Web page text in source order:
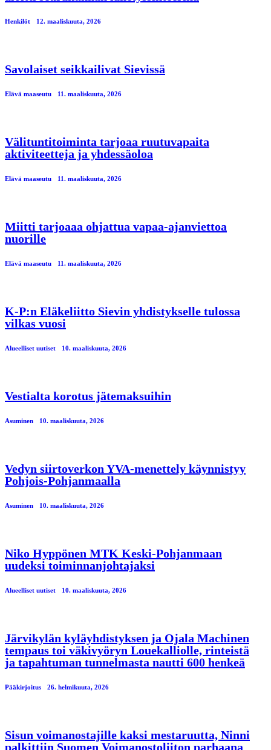
Henkilöt 12. maaliskuuta, 2026
Savolaiset seikkailivat Sievissä
Elävä maaseutu 11. maaliskuuta, 2026
Välituntitoiminta tarjoaa ruutuvapaita
aktiviteetteja ja yhdessäoloa
Elävä maaseutu 11. maaliskuuta, 2026
Miitti tarjoaaa ohjattua vapaa-ajanviettoa
nuorille
Elävä maaseutu 11. maaliskuuta, 2026
K-P:n Eläkeliitto Sievin yhdistykselle tulossa
vilkas vuosi
Alueelliset uutiset 10. maaliskuuta, 2026
Vestialta korotus jätemaksuihin
Asuminen 10. maaliskuuta, 2026
Vedyn siirtoverkon YVA-menettely käynnistyy
Pohjois-Pohjanmaalla
Asuminen 10. maaliskuuta, 2026
Niko Hyppönen MTK Keski-Pohjanmaan
uudeksi toiminnanjohtajaksi
Alueelliset uutiset 10. maaliskuuta, 2026
Järvikylän kyläyhdistyksen ja Ojala Machinen
tempaus toi väkivyöryn Louekalliolle, rinteistä
ja tapahtuman tunnelmasta nautti 600 henkeä
Pääkirjoitus 26. helmikuuta, 2026
Sisun voimanostajille kaksi mestaruutta, Ninni
palkittiin Suomen Voimanostoliiton parhaana